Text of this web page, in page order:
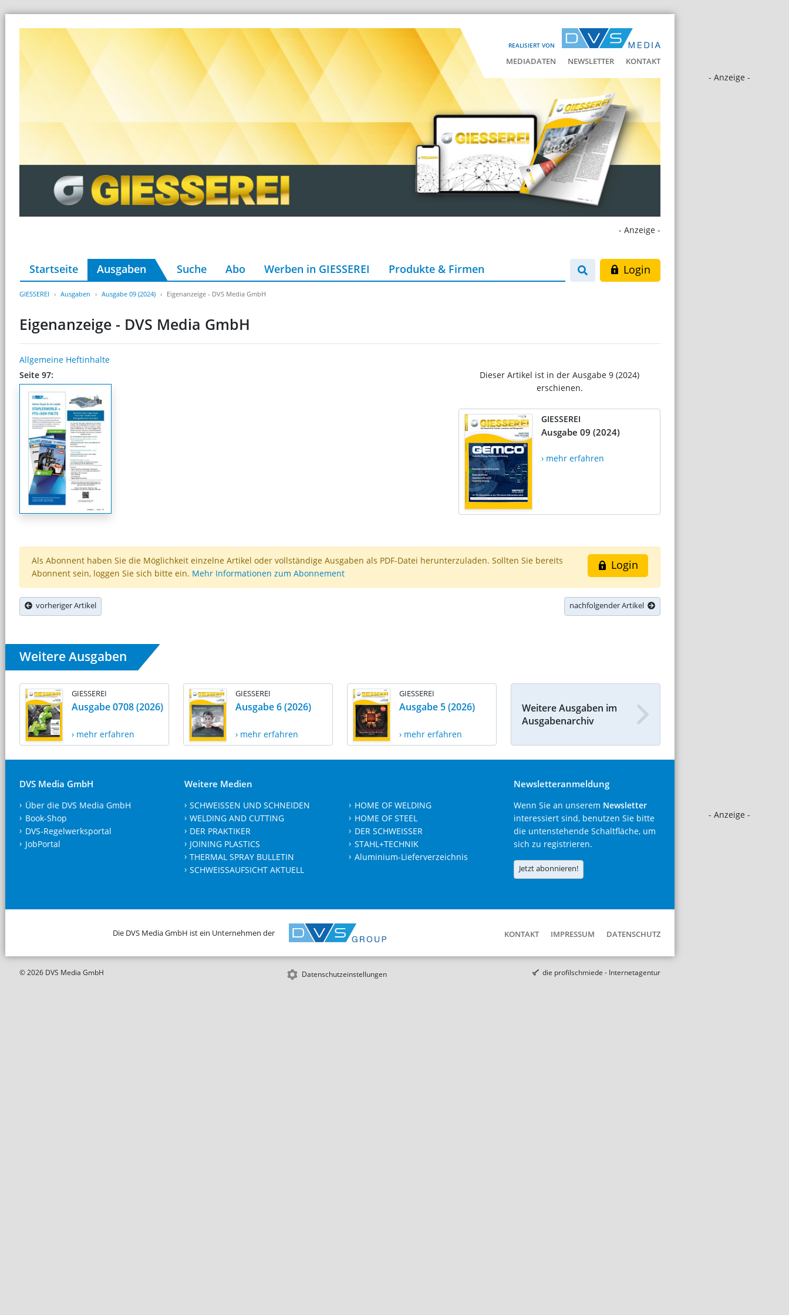
REALISIERT VON
MEDIADATEN NEWSLETTER KONTAKT
- Anzeige -
- Anzeige -
- Anzeige -
Startseite Ausgaben Suche Abo Werben in GIESSEREI Produkte & Firmen Login
GIESSEREI Ausgaben Ausgabe 09 (2024) Eigenanzeige - DVS Media GmbH
Eigenanzeige - DVS Media GmbH
Allgemeine Heftinhalte
Seite 97:
Dieser Artikel ist in der Ausgabe 9 (2024)
erschienen.
GIESSEREI
Ausgabe 09 (2024)
› mehr erfahren
Login
Als Abonnent haben Sie die Möglichkeit einzelne Artikel oder vollständige Ausgaben als PDF-Datei herunterzuladen. Sollten Sie bereits
Abonnent sein, loggen Sie sich bitte ein. Mehr Informationen zum Abonnement
vorheriger Artikel nachfolgender Artikel
Weitere Ausgaben
GIESSEREI
Ausgabe 0708 (2026)
› mehr erfahren
GIESSEREI
Ausgabe 6 (2026)
› mehr erfahren
GIESSEREI
Ausgabe 5 (2026)
› mehr erfahren
Weitere Ausgaben im
Ausgabenarchiv
DVS Media GmbH
Über die DVS Media GmbH
Book-Shop
DVS-Regelwerksportal
JobPortal
Weitere Medien
SCHWEISSEN UND SCHNEIDEN
WELDING AND CUTTING
DER PRAKTIKER
JOINING PLASTICS
THERMAL SPRAY BULLETIN
SCHWEISSAUFSICHT AKTUELL
HOME OF WELDING
HOME OF STEEL
DER SCHWEISSER
STAHL+TECHNIK
Aluminium-Lieferverzeichnis
Newsletteranmeldung
Wenn Sie an unserem Newsletter
interessiert sind, benutzen Sie bitte
die untenstehende Schaltfläche, um
sich zu registrieren.
Jetzt abonnieren!
Die DVS Media GmbH ist ein Unternehmen der KONTAKT IMPRESSUM DATENSCHUTZ
© 2026 DVS Media GmbH Datenschutzeinstellungen die profilschmiede - Internetagentur